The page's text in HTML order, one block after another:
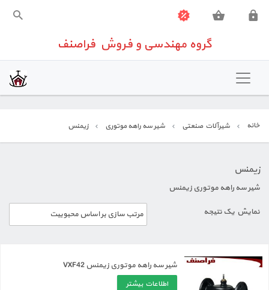
گروه مهندسی و فروش فراصنف
خانه
تجهیزات اندازه گیری
تجهیزات ساختمانی
تماس باما
گروه مهندسی و فروش فراصنف
خانه شیرآلات صنعتی شیر سه راهه موتوری زیمنس
زیمنس
شیر سه راهه موتوری زیمنس
نمایش یک نتیجه
شیر سه راهه موتوری زیمنس VXF42
اطلاعات بیشتر